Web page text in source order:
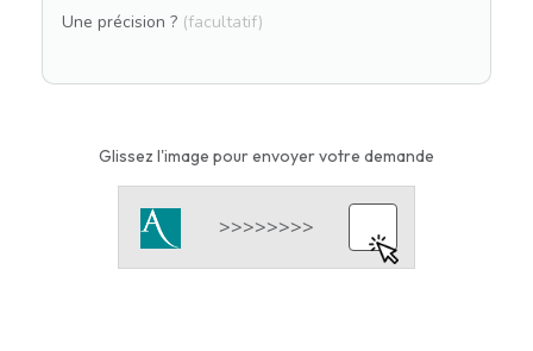
Une précision ? (facultatif)
Glissez l'image pour envoyer votre demande